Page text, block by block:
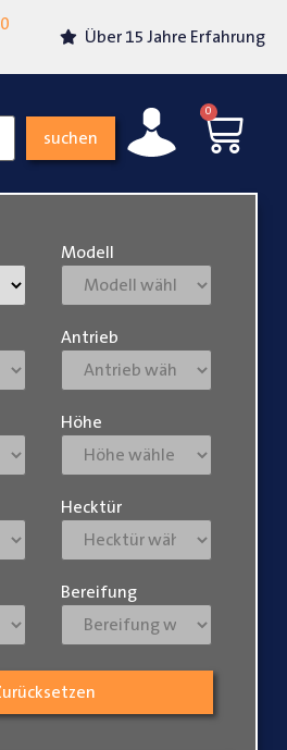
Über 15 Jahre Erfahrung
suchen
0
Modell
Antrieb
Höhe
Hecktür
Bereifung